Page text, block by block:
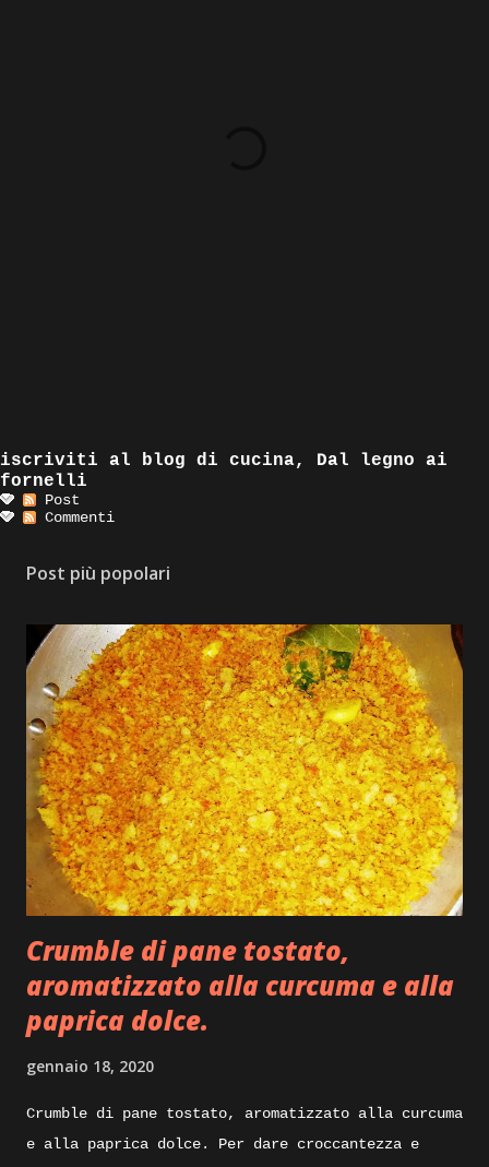
iscriviti al blog di cucina, Dal legno ai
fornelli
Post
Commenti
Post più popolari
Crumble di pane tostato,
aromatizzato alla curcuma e alla
paprica dolce.
gennaio 18, 2020
Crumble di pane tostato, aromatizzato alla curcuma
e alla paprica dolce. Per dare croccantezza e